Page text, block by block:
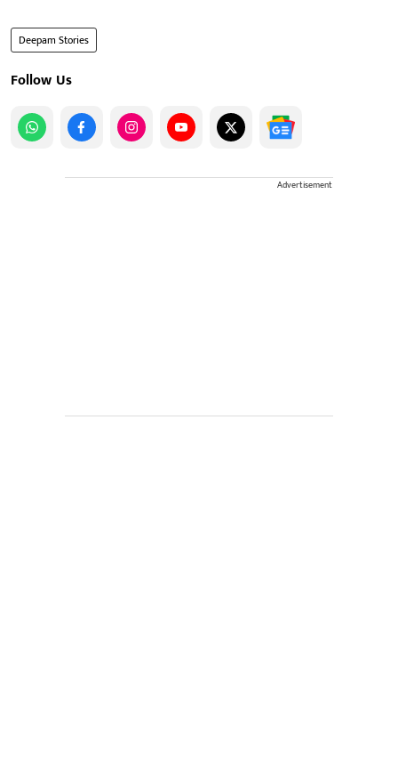
Deepam Stories
Follow Us
Advertisement